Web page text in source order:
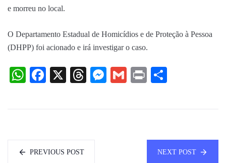
e morreu no local.
O Departamento Estadual de Homicídios e de Proteção à Pessoa
(DHPP) foi acionado e irá investigar o caso.
WhatsApp
Facebook
X Threads
Messenger
Gmail
Print
PREVIOUS POST NEXT POST